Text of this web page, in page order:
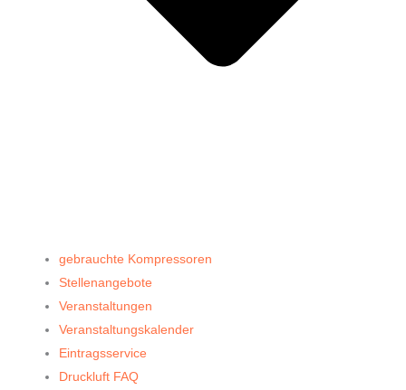
gebrauchte Kompressoren
Stellenangebote
Veranstaltungen
Veranstaltungskalender
Eintragsservice
Druckluft FAQ